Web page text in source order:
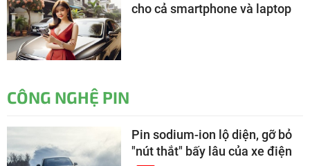
cho cả smartphone và laptop
CÔNG NGHỆ PIN
Pin sodium-ion lộ diện, gỡ bỏ
"nút thắt" bấy lâu của xe điện